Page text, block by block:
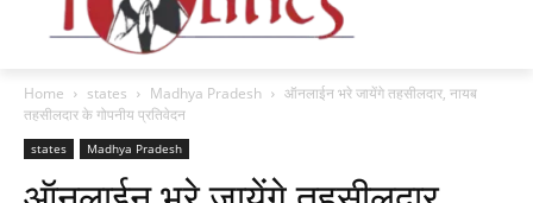
Home states Madhya Pradesh
ऑनलाईन भरे जायेंगे तहसीलदार, नायब
तहसीलदार के गोपनीय प्रतिवेदन
states Madhya Pradesh